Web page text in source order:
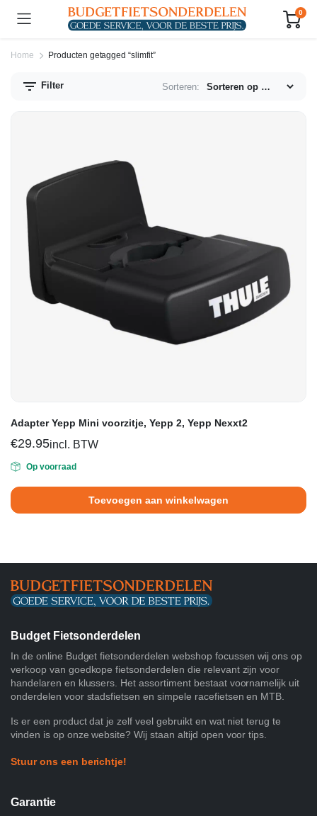
0
Home Producten getagged “slimfit”
Filter Sorteren:
Adapter Yepp Mini voorzitje, Yepp 2, Yepp Nexxt2
€29.95incl. BTW
Op voorraad
Toevoegen aan winkelwagen
Budget Fietsonderdelen
In de online Budget fietsonderdelen webshop focussen wij ons op
verkoop van goedkope fietsonderdelen die relevant zijn voor
handelaren en klussers. Het assortiment bestaat voornamelijk uit
onderdelen voor stadsfietsen en simpele racefietsen en MTB.
Is er een product dat je zelf veel gebruikt en wat niet terug te
vinden is op onze website? Wij staan altijd open voor tips.
Stuur ons een berichtje!
Garantie